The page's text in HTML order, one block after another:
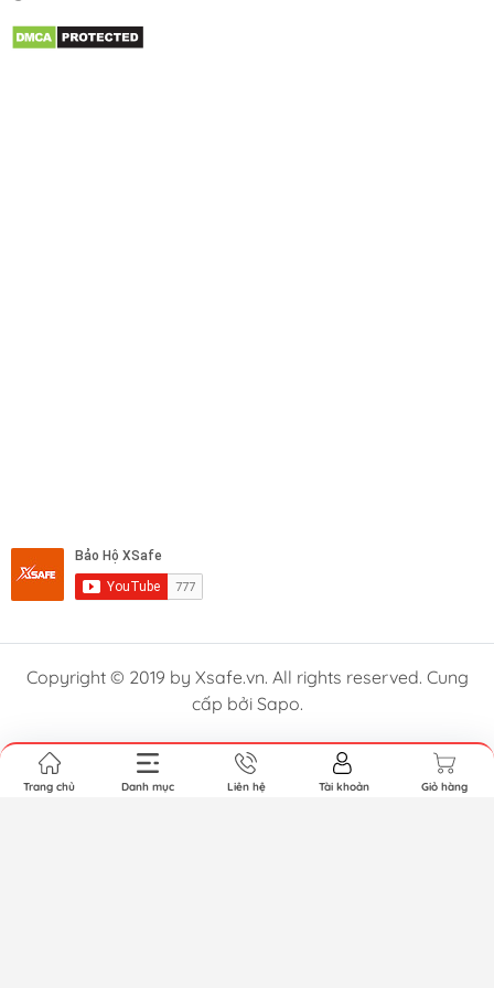
Copyright © 2019 by Xsafe.vn. All rights reserved. Cung
cấp bởi Sapo.
Trang chủ Danh mục Liên hệ Tài khoản Giỏ hàng